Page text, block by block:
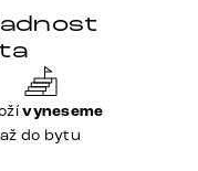
vyneseme
až do bytu